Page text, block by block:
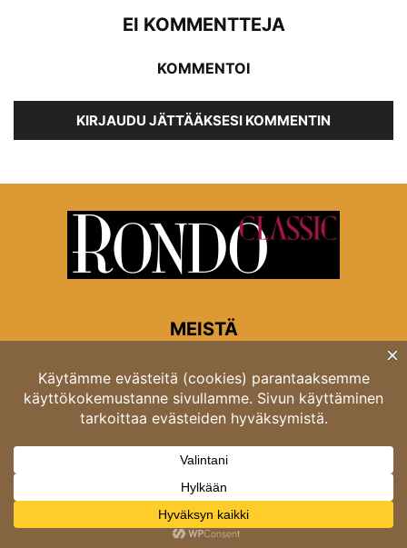
EI KOMMENTTEJA
KOMMENTOI
KIRJAUDU JÄTTÄÄKSESI KOMMENTIN
MEISTÄ
Rondon toimitus
Opastinsilta 6A 00520 Helsinki
Asiakaspalvelu: puh. 03 4246 5318
asiakaspalvelu@rondo.fi
Ota meihin yhteyttä:toimitus@rondo.fi
© Classicus Oy 2026 ver 2.4